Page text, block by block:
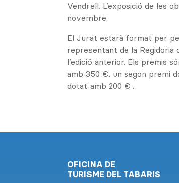
Vendrell. L’exposició de les
novembre.
El Jurat estarà format per
representant de la Regidoria
l’edició anterior. Els premis
amb 350 €, un segon premi
dotat amb 200 € .
OFICINA DE
TURISME DEL TABARIS